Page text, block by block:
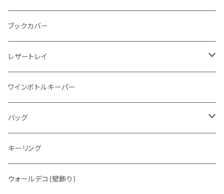
"メッセージ"カリグラフィーウォレット
写真立て
ブックカバー
レザートレイ
番外編"Wave"
通常盤
ワインボトルキーパー
バッグ
トートバッグ
ウォレットバッグ
キーリング
ウォールデコ(壁飾り)